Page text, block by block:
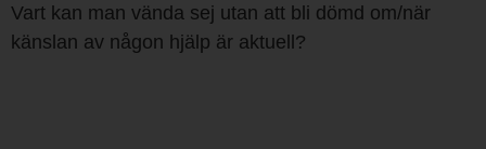
Vart kan man vända sej utan att bli dömd om/när
känslan av någon hjälp är aktuell?